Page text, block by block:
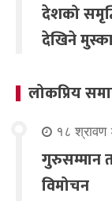
देशको
देखिने
लोकप्रिय
१८ श्रावण
गुरुसम्मान
विमोचन